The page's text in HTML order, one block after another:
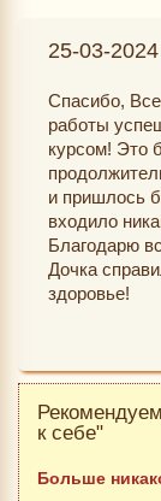
25-03-
Спасибо,
работы
курсом! Это
и пришлось
входило
Благодарю
Дочка
здоровье!
к себе"
Больше